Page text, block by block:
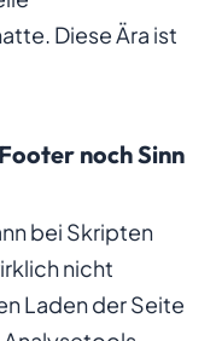
Diese Ära ist
noch Sinn
bei Skripten
nicht
Laden der Seite